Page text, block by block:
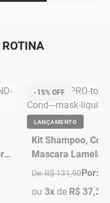
-15% OFF
LANÇAMENTO
Kit Shampoo,
Mascara Lamelar
De: R$ 131,90Por:
ou 3x de R$ 37,37